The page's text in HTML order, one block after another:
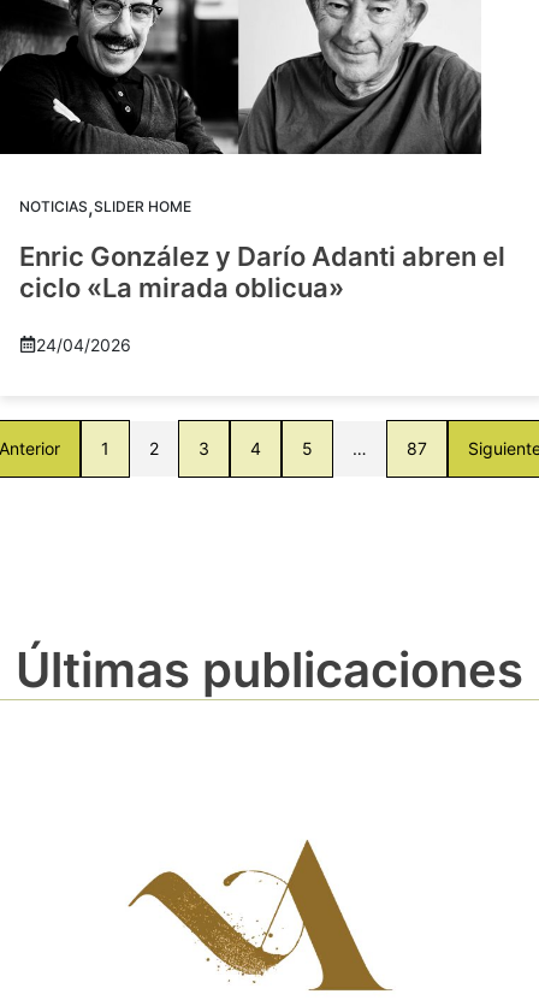
NOTICIAS,SLIDER HOME
Enric González y Darío Adanti abren el
ciclo «La mirada oblicua»
24/04/2026
1 2 3 4 5 … 87
Últimas publicaciones